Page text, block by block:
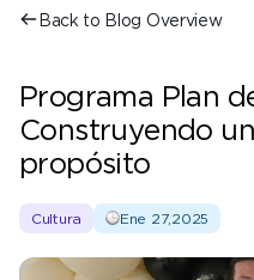
Back to Blog Overview
Programa Plan
Construyendo
propósito
Cultura Ene 27,2025